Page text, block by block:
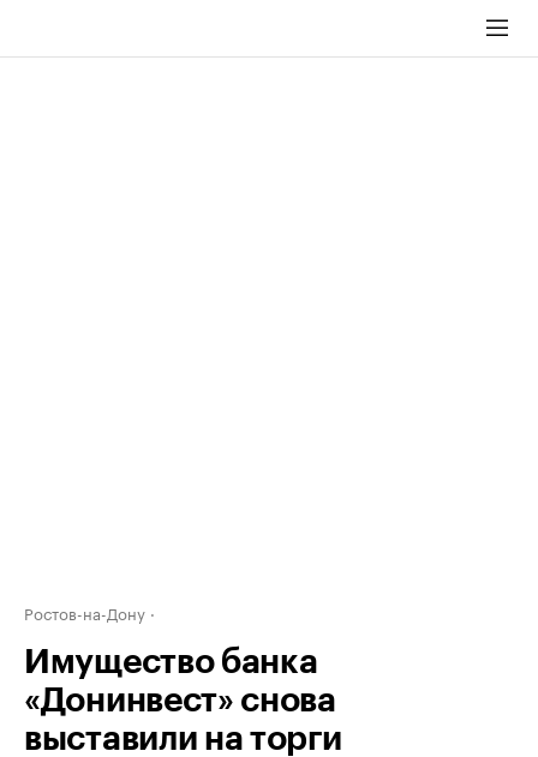
Ростов-на-Дону
Имущество банка
«Донинвест» снова
выставили на торги